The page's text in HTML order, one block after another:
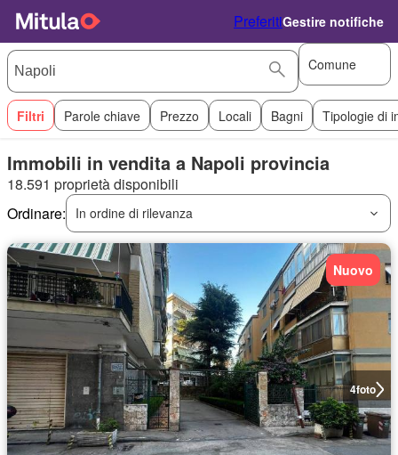
PreferitiGestire notifiche
Comune
Filtri Parole chiave Prezzo Locali Bagni Tipologie di
Immobili in vendita a Napoli provincia
18.591 proprietà disponibili
Ordinare:
In ordine di rilevanza
4foto
Nuovo